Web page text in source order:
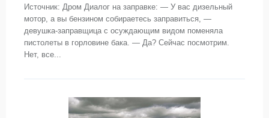
Источник: Дром Диалог на заправке: — У вас дизельный
мотор, а вы бензином собираетесь заправиться, —
девушка-заправщица с осуждающим видом поменяла
пистолеты в горловине бака. — Да? Сейчас посмотрим.
Нет, все...